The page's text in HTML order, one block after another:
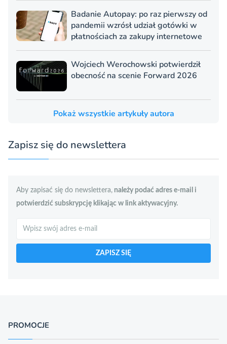
Badanie Autopay: po raz pierwszy od
pandemii wzrósł udział gotówki w
płatnościach za zakupy internetowe
Wojciech Werochowski potwierdził
obecność na scenie Forward 2026
Pokaż wszystkie artykuły autora
Zapisz się do newslettera
Aby zapisać się do newslettera, należy podać adres e-mail i
potwierdzić subskrypcję klikając w link aktywacyjny.
ZAPISZ SIĘ
PROMOCJE